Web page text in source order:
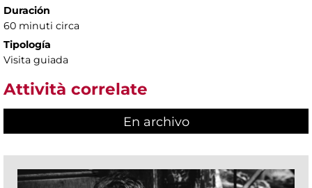
Duración
60 minuti circa
Tipología
Visita guiada
Attività correlate
En archivo